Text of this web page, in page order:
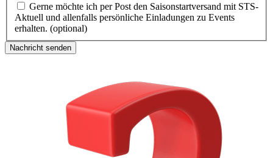
Gerne möchte ich per Post den Saisonstartversand mit STS-
Aktuell und allenfalls persönliche Einladungen zu Events
erhalten. (optional)
Nachricht senden